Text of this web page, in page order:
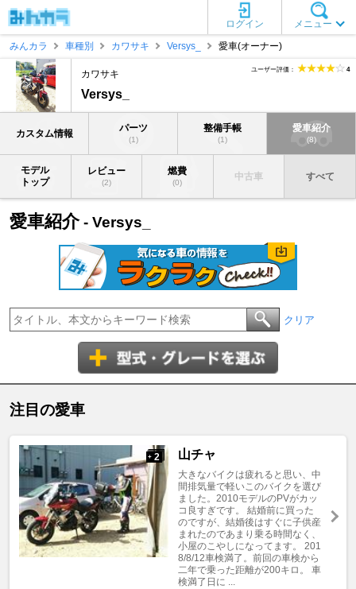
メニュー
ログイン
みんカラ
車種別 カワサキ Versys_ 愛車(オーナー)
カワサキ
Versys_
ユーザー評価： 4
カスタム情報 パーツ
(1)
整備手帳
(1)
愛車紹介
(8)
モデル
トップ
レビュー
(2)
燃費
(0)
中古車 すべて
愛車紹介- Versys_
クリア
注目の愛車
+ 2 山チャ
大きなバイクは疲れると思い、中
間排気量で軽いこのバイクを選び
ました。2010モデルのPVがカッ
コ良すぎです。 結婚前に買った
のですが、結婚後はすぐに子供産
まれたのであまり乗る時間なく、
小屋のこやしになってます。 201
8/8/12車検満了。前回の車検から
二年で乗った距離が200キロ。 車
検満了日に ...